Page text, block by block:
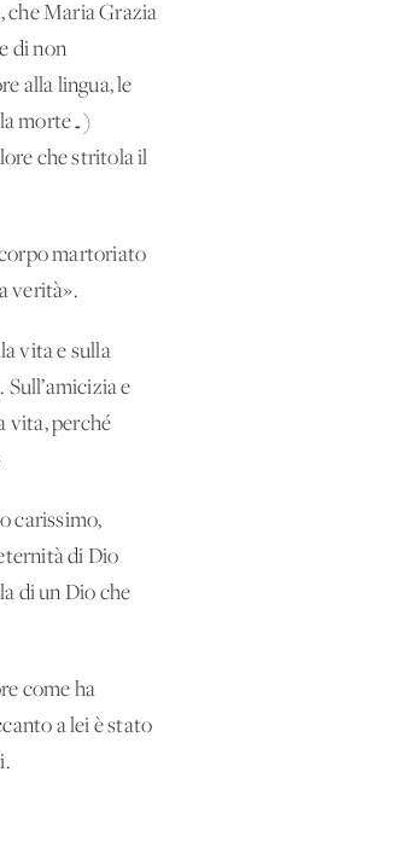
che Maria Grazia
di non
alla lingua, le
morte…)
che stritola il
martoriato
verità».
vita e sulla
e
vita, perché
carissimo,
di Dio
di un Dio che
come ha
a lei è stato